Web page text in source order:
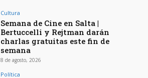
Cultura
Semana de Cine en Salta |
Bertuccelli y Rejtman darán
charlas gratuitas este fin de
semana
8 de agosto, 2026
Política